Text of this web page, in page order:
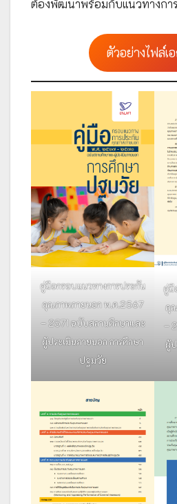
ต้องพัฒนาพร้อมกับแนวทางก
ตัวอย่างไฟล์เ
คู่มือกรอบแนวทางการประกัน
คุณภาพภายนอก พ.ศ.2567
– 2571 ฉบับสถานศึกษาและ
ผู้ประเมินภายนอก การศึกษา
ปฐมวัย
คู่มื
คุ
–
ผู้